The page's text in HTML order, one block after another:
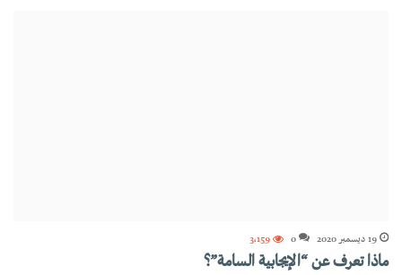
19 ديسمبر 2020 0 3٬159
ماذا تعرف عن “الإيجابية السامة”؟